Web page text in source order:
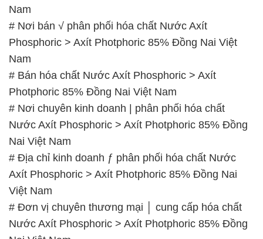
Nam
# Nơi bán √ phân phối hóa chất Nước Axít
Phosphoric > Axít Photphoric 85% Đồng Nai Việt
Nam
# Bán hóa chất Nước Axít Phosphoric > Axít
Photphoric 85% Đồng Nai Việt Nam
# Nơi chuyên kinh doanh | phân phối hóa chất
Nước Axít Phosphoric > Axít Photphoric 85% Đồng
Nai Việt Nam
# Địa chỉ kinh doanh ƒ phân phối hóa chất Nước
Axít Phosphoric > Axít Photphoric 85% Đồng Nai
Việt Nam
# Đơn vị chuyên thương mại │ cung cấp hóa chất
Nước Axít Phosphoric > Axít Photphoric 85% Đồng